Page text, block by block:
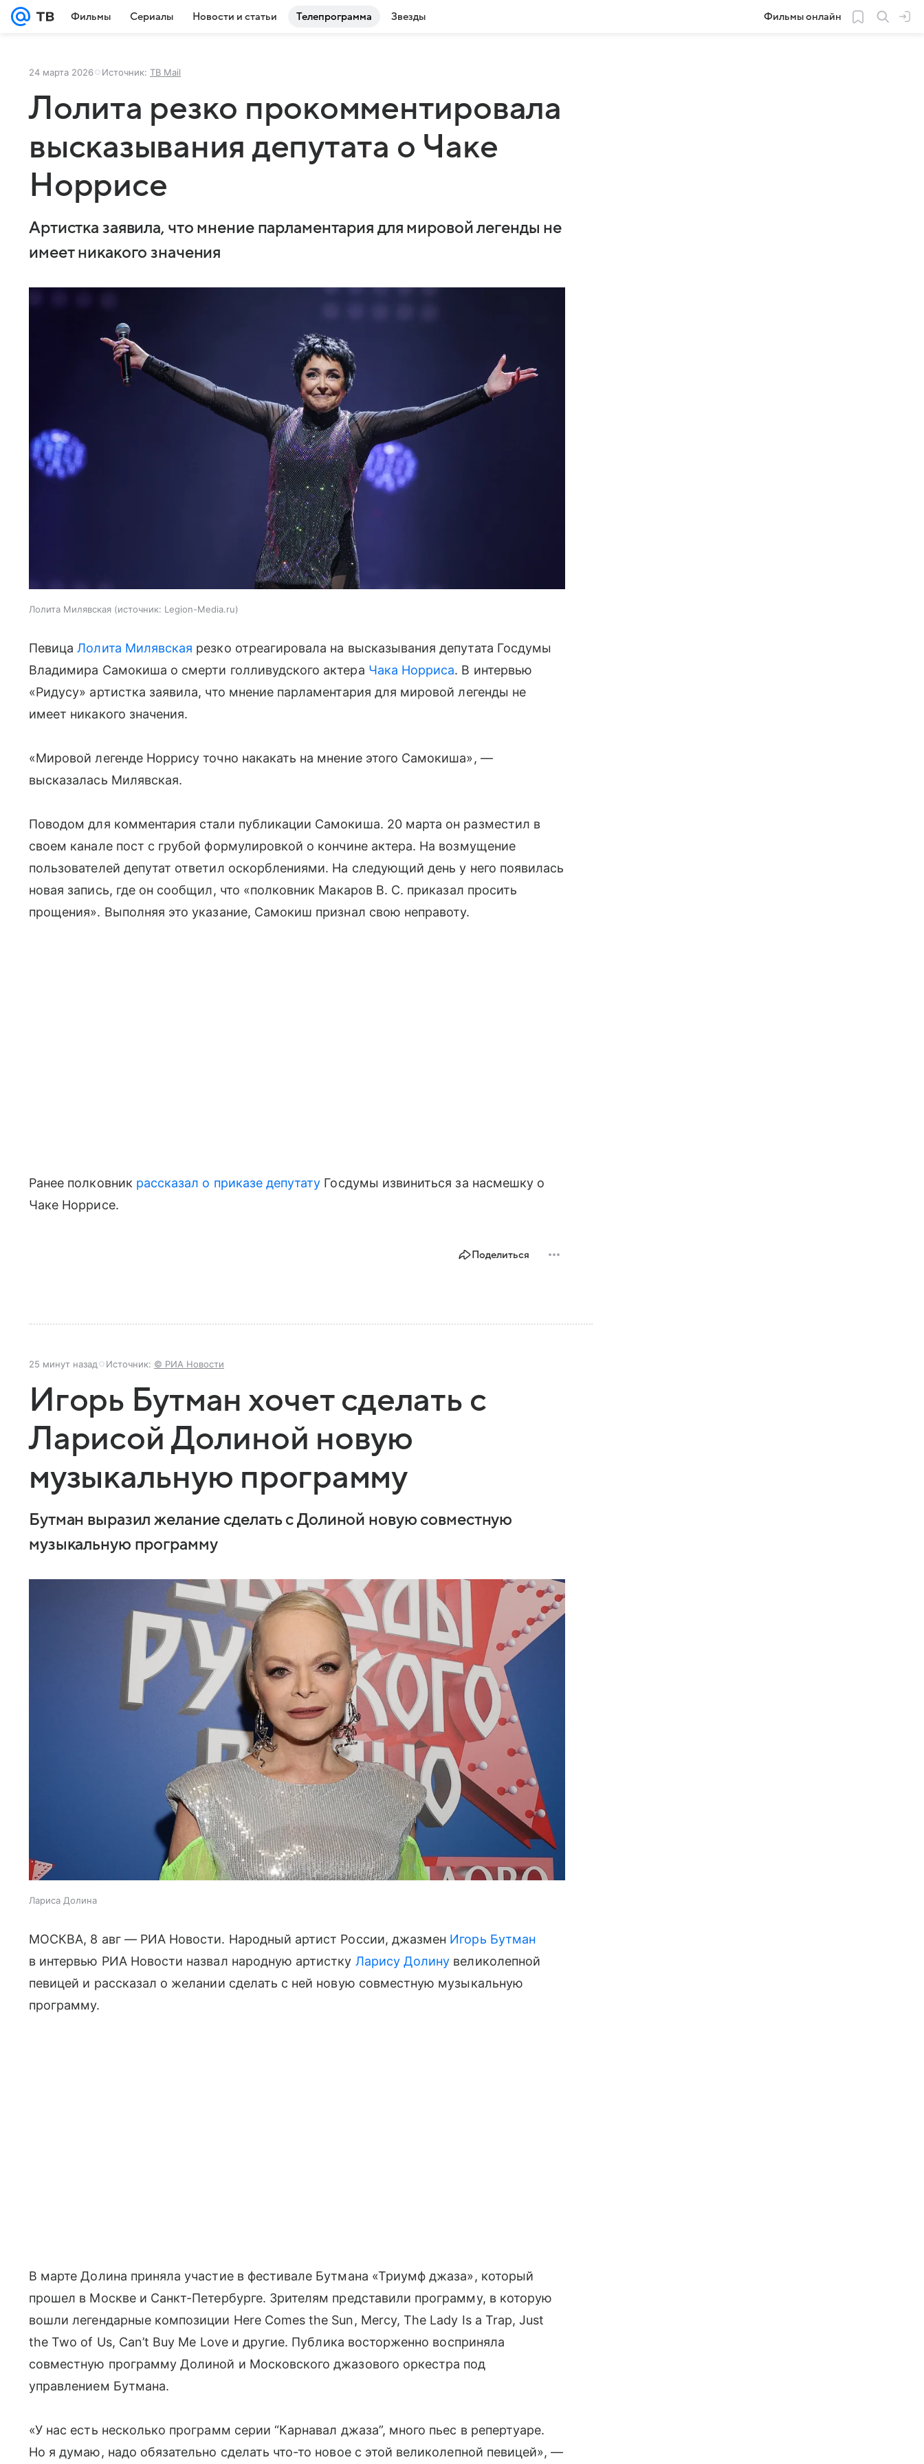
Фильмы Сериалы Новости и статьи Телепрограмма Звезды Фильмы онлайн
24 марта 2026 Источник: ТВ Mail
Лолита резко прокомментировала
высказывания депутата о Чаке
Норрисе
Артистка заявила, что мнение парламентария для мировой легенды не
имеет никакого значения
Лолита Милявская источник: Legion-Media.ru
ПевицаЛолита Милявская резко отреагировала на высказывания депутата Госдумы
Владимира Самокиша о смерти голливудского актера Чака Норриса. В интервью
«Ридусу» артистка заявила, что мнение парламентария для мировой легенды не
имеет никакого значения.
«Мировой легенде Норрису точно накакать на мнение этого Самокиша», —
высказалась Милявская.
Поводом для комментария стали публикации Самокиша. 20 марта он разместил в
своем канале пост с грубой формулировкой о кончине актера. На возмущение
пользователей депутат ответил оскорблениями. На следующий день у него появилась
новая запись, где он сообщил, что «полковник Макаров В. С. приказал просить
прощения». Выполняя это указание, Самокиш признал свою неправоту.
Ранее полковник рассказал о приказе депутату Госдумы извиниться за насмешку о
Чаке Норрисе.
Поделиться
25 минут назад Источник: © РИА Новости
Игорь Бутман хочет сделать с
Ларисой Долиной новую
музыкальную программу
Бутман выразил желание сделать с Долиной новую совместную
музыкальную программу
Лариса Долина
МОСКВА, 8 авг — РИА Новости. Народный артист России, джазмен Игорь Бутман
в интервью РИА Новости назвал народную артистку Ларису Долину великолепной
певицей и рассказал о желании сделать с ней новую совместную музыкальную
программу.
В марте Долина приняла участие в фестивале Бутмана «Триумф джаза», который
прошел в Москве и Санкт-Петербурге. Зрителям представили программу, в которую
вошли легендарные композиции Here Comes the Sun, Mercy, The Lady Is a Trap, Just
the Two of Us, Can’t Buy Me Love и другие. Публика восторженно восприняла
совместную программу Долиной и Московского джазового оркестра под
управлением Бутмана.
«У нас есть несколько программ серии “Карнавал джаза”, много пьес в репертуаре.
Но я думаю, надо обязательно сделать что-то новое с этой великолепной певицей», —